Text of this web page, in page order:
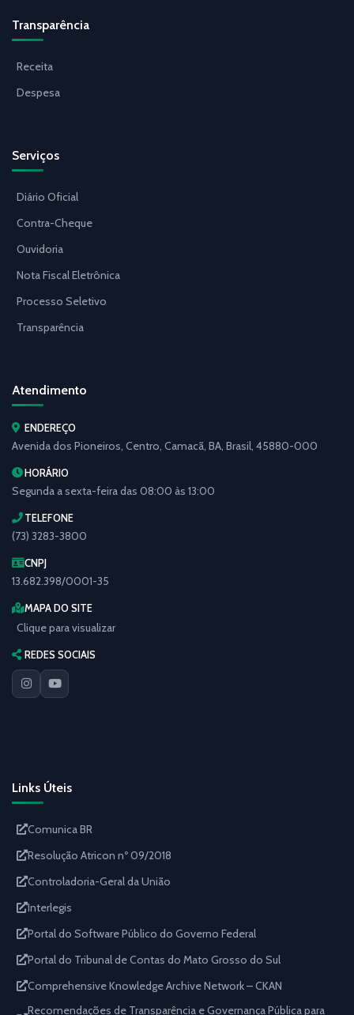
Transparência
Receita
Despesa
Serviços
Diário Oficial
Contra-Cheque
Ouvidoria
Nota Fiscal Eletrônica
Processo Seletivo
Transparência
Atendimento
ENDEREÇO
Avenida dos Pioneiros, Centro, Camacã, BA, Brasil, 45880-000
HORÁRIO
Segunda a sexta-feira das 08:00 às 13:00
TELEFONE
(73) 3283-3800
CNPJ
13.682.398/0001-35
MAPA DO SITE
Clique para visualizar
REDES SOCIAIS
Links Úteis
Comunica BR
Resolução Atricon nº 09/2018
Controladoria-Geral da União
Interlegis
Portal do Software Público do Governo Federal
Portal do Tribunal de Contas do Mato Grosso do Sul
Comprehensive Knowledge Archive Network – CKAN
Recomendações de Transparência e Governança Pública para